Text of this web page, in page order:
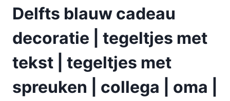
Delfts blauw cadeau
decoratie | tegeltjes met
tekst | tegeltjes met
spreuken | collega | oma |